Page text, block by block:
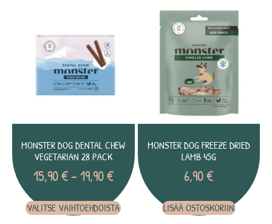
MONSTER DOG DENTAL CHEW
VEGETARIAN 28 PACK
15,90€ –19,90€
VALITSE VAIHTOEHDOISTA
MONSTER DOG FREEZE DRIED
LAMB 45G
6,90€
LISÄÄ OSTOSKORIIN